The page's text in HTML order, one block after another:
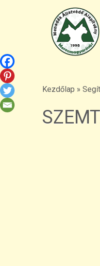
content
Kezdőlap »